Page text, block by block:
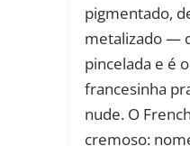
pigmentado,
metalizado —
pincelada e é
francesinha
nude. O
cremoso: